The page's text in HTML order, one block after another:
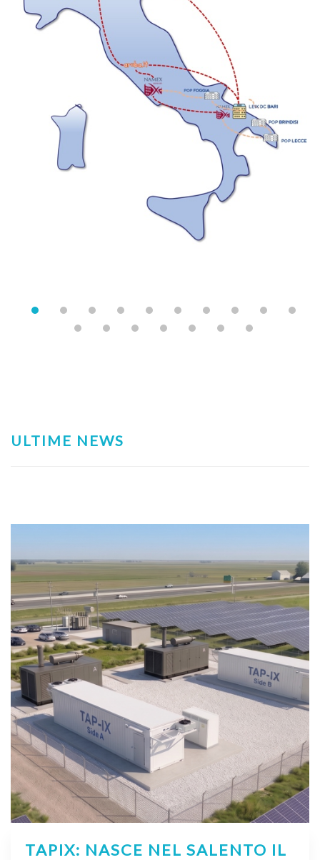
ULTIME NEWS
TAPIX: NASCE NEL SALENTO IL